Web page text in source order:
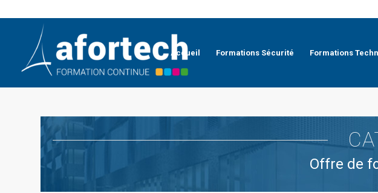
Accueil Formations Sécurité Formations
Offre de